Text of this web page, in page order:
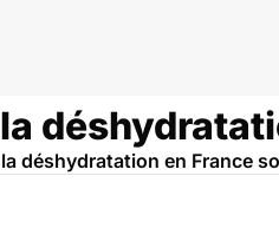
déshydratation en France